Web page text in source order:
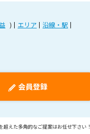
エリア
沿線・駅
会員登録
えた多角的なご提案はお任せ下さい！